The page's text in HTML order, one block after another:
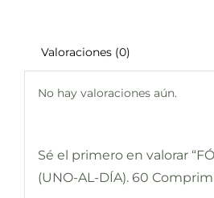
Valoraciones (0)
No hay valoraciones aún.
Sé el primero en valorar
(UNO-AL-DÍA). 60